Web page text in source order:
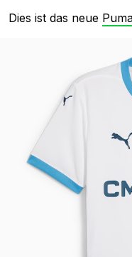
Dies ist das neue